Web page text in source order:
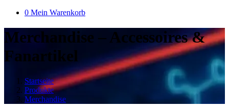
0 Mein Warenkorb
Merchandise – Accessoires &
Fanartikel
Startseite
Produkte
Merchandise